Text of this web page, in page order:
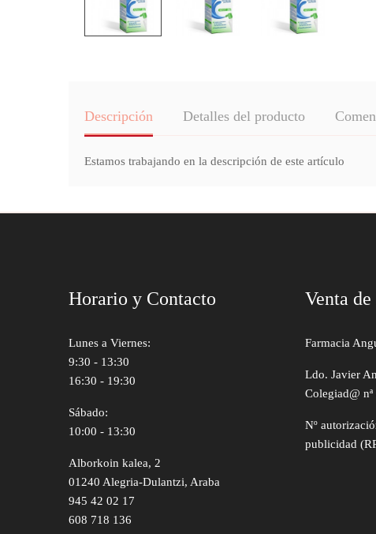
Descripción Detalles del producto
Estamos trabajando en la descripción de este artículo
Horario y Contacto
Lunes a Viernes:
9:30 - 13:30
16:30 - 19:30
Sábado:
10:00 - 13:30
Alborkoin kalea, 2
01240 Alegria-Dulantzi, Araba
945 42 02 17
608 718 136
Venta
Farmacia
Ldo. Javier
Colegiad@
Nº
publicidad